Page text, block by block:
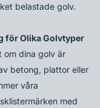
belastade golv.
för Olika Golvtyper
om dina golv är
betong, plattor eller
våra
med